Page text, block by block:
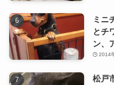
ミニ
とチ
ン、
2014
松戸